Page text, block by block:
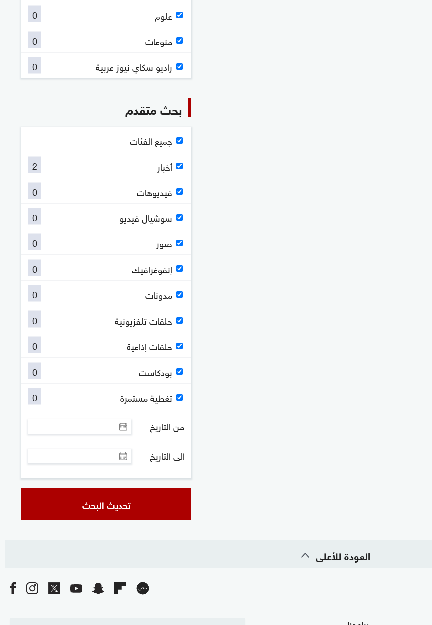
علوم
0
منوعات
0
راديو سكاي نيوز عربية
0
بحث متقدم
جميع الفئات
أخبار
2
فيديوهات
0
سوشيال فيديو
0
صور
0
إنفوغرافيك
0
مدونات
0
حلقات تلفزيونية
0
حلقات إذاعية
0
بودكاست
0
تغطية مستمرة
0
من التاريخ
الى التاريخ
تحديث البحث
العودة للأعلى